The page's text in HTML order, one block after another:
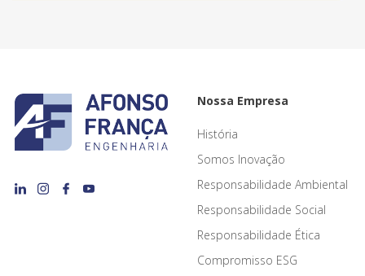
Nossa Empresa
História
Somos Inovação
Responsabilidade Ambiental
Responsabilidade Social
Responsabilidade Ética
Compromisso ESG